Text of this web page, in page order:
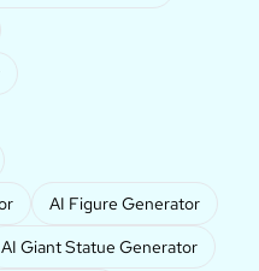
AI Figure Generator
AI Giant Statue Generator